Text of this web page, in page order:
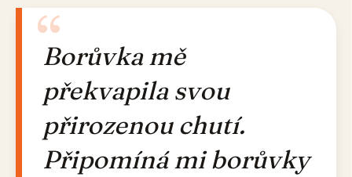
Borůvka mě
překvapila svou
přirozenou chutí.
Připomíná mi borůvky